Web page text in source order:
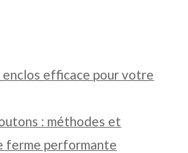
enclos efficace pour votre
: méthodes et
ferme performante